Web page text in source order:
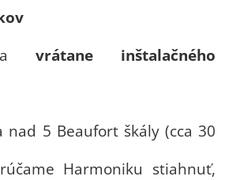
vrátane inštalačného
nad 5 Beaufort škály (cca 30
Harmoniku stiahnuť,